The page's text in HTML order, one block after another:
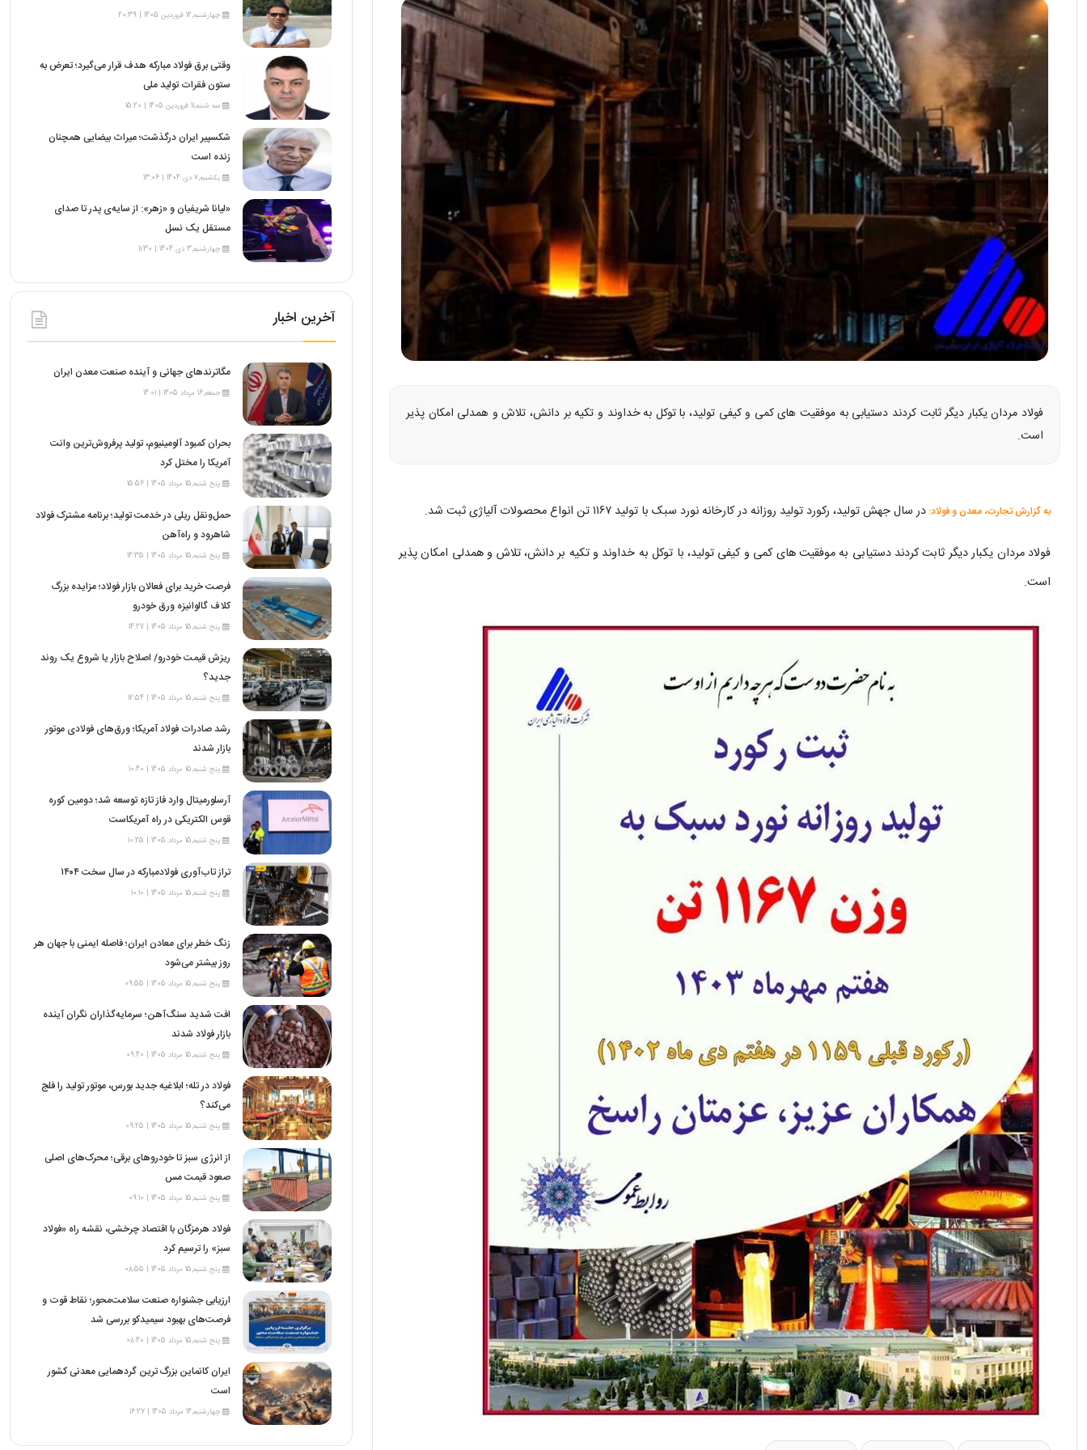
فولاد مردان یکبار دیگر ثابت کردند دستیابی به موفقیت های کمی و کیفی تولید، با توکل به خداوند و تکیه بر دانش، تلاش و همدلی امکان پذیر
است.
به گزارش تجارت، معدن و فولاد: در سال جهش تولید، رکورد تولید روزانه در کارخانه نورد سبک با تولید ۱۱۶۷ تن انواع محصولات آلیاژی ثبت شد.
فولاد مردان یکبار دیگر ثابت کردند دستیابی به موفقیت های کمی و کیفی تولید، با توکل به خداوند و تکیه بر دانش، تلاش و همدلی امکان پذیر
است.
چهارشنبه,12 فروردین 1405 | 20:39
وقتی برق فولاد مبارکه هدف قرار می‌گیرد؛ تعرض به
ستون فقرات تولید ملی
سه شنبه,11 فروردین 1405 | 15:20
شکسپیر ایران درگذشت؛ میراث بیضایی همچنان
زنده است
یکشنبه,7 دی 1404 | 13:06
«لیانا شریفیان و «زهر»: از سایه‌ی پدر تا صدای
مستقل یک نسل
چهارشنبه,3 دی 1404 | 11:30
آخرین اخبار
مگاترندهای جهانی و آینده صنعت معدن ایران
جمعه,16 مرداد 1405 | 14:01
بحران کمبود آلومینیوم، تولید پرفروش‌ترین وانت
آمریکا را مختل کرد
پنج شنبه,15 مرداد 1405 | 15:56
حمل‌ونقل ریلی در خدمت تولید؛ برنامه مشترک فولاد
شاهرود و راه‌آهن
پنج شنبه,15 مرداد 1405 | 14:35
فرصت خرید برای فعالان بازار فولاد؛ مزایده بزرگ
کلاف گالوانیزه ورق خودرو
پنج شنبه,15 مرداد 1405 | 14:27
ریزش قیمت خودرو/ اصلاح بازار یا شروع یک روند
جدید؟
پنج شنبه,15 مرداد 1405 | 12:54
رشد صادرات فولاد آمریکا؛ ورق‌های فولادی موتور
بازار شدند
پنج شنبه,15 مرداد 1405 | 10:40
آرسلورمیتال وارد فاز تازه توسعه شد؛ دومین کوره
قوس الکتریکی در راه آمریکاست
پنج شنبه,15 مرداد 1405 | 10:25
تراز تاب‌آوری فولادمبارکه در سال سخت ۱۴۰۴
پنج شنبه,15 مرداد 1405 | 10:10
زنگ خطر برای معادن ایران؛ فاصله ایمنی با جهان هر
روز بیشتر می‌شود
پنج شنبه,15 مرداد 1405 | 09:55
افت شدید سنگ‌آهن؛ سرمایه‌گذاران نگران آینده
بازار فولاد شدند
پنج شنبه,15 مرداد 1405 | 09:40
فولاد در تله؛ ابلاغیه جدید بورس، موتور تولید را فلج
می‌کند؟
پنج شنبه,15 مرداد 1405 | 09:25
از انرژی سبز تا خودروهای برقی؛ محرک‌های اصلی
صعود قیمت مس
پنج شنبه,15 مرداد 1405 | 09:10
فولاد هرمزگان با اقتصاد چرخشی، نقشه راه «فولاد
سبز» را ترسیم کرد
پنج شنبه,15 مرداد 1405 | 08:55
ارزیابی جشنواره صنعت سلامت‌محور؛ نقاط قوت و
فرصت‌های بهبود سیمیدکو بررسی شد
پنج شنبه,15 مرداد 1405 | 08:40
ایران کانماین بزرگ ترین گردهمایی معدنی کشور
است
چهارشنبه,14 مرداد 1405 | 16:27